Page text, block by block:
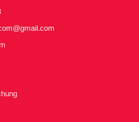
hiệu quả điều trị với mức giá
phẩm:
Phổ Rộng Bảo Vệ Da